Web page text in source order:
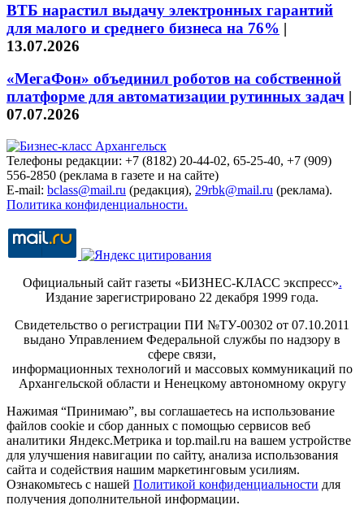
ВТБ нарастил выдачу электронных гарантий
для малого и среднего бизнеса на 76% |
13.07.2026
«МегаФон» объединил роботов на собственной
платформе для автоматизации рутинных задач |
07.07.2026
Телефоны редакции: +7 (8182) 20-44-02, 65-25-40, +7 (909)
556-2850 (реклама в газете и на сайте)
E-mail: bclass@mail.ru (редакция), 29rbk@mail.ru (реклама).
Политика конфиденциальности.
Официальный сайт газеты «БИЗНЕС-КЛАСС экспресс».
Издание зарегистрировано 22 декабря 1999 года.
Свидетельство о регистрации ПИ №ТУ-00302 от 07.10.2011
выдано Управлением Федеральной службы по надзору в
сфере связи,
информационных технологий и массовых коммуникаций по
Архангельской области и Ненецкому автономному округу
Нажимая “Принимаю”, вы соглашаетесь на использование
файлов cookie и сбор данных с помощью сервисов веб
аналитики Яндекс.Метрика и top.mail.ru на вашем устройстве
для улучшения навигации по сайту, анализа использования
сайта и содействия нашим маркетинговым усилиям.
Ознакомьтесь с нашей Политикой конфиденциальности для
получения дополнительной информации.